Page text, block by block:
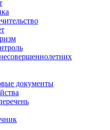
документы